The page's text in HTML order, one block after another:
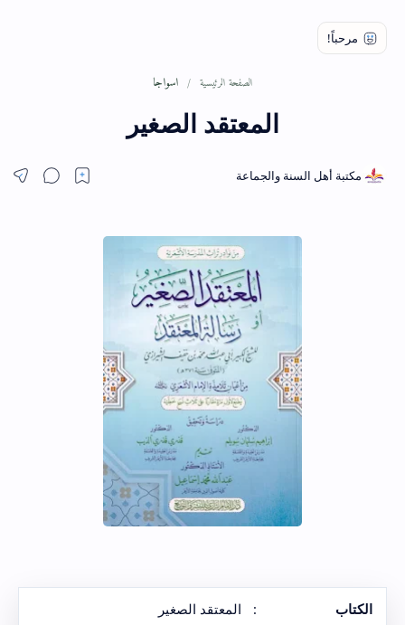
الصفحة الرئيسية اسواجا
المعتقد الصغير
الكتاب : المعتقد الصغير